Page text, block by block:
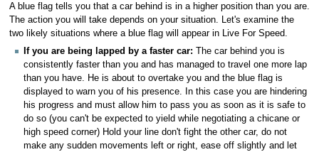
A blue flag tells you that a car behind is in a higher position than you are.
The action you will take depends on your situation. Let's examine the
two likely situations where a blue flag will appear in Live For Speed.
If you are being lapped by a faster car: The car behind you is
consistently faster than you and has managed to travel one more lap
than you have. He is about to overtake you and the blue flag is
displayed to warn you of his presence. In this case you are hindering
his progress and must allow him to pass you as soon as it is safe to
do so (you can't be expected to yield while negotiating a chicane or
high speed corner) Hold your line don't fight the other car, do not
make any sudden movements left or right, ease off slightly and let